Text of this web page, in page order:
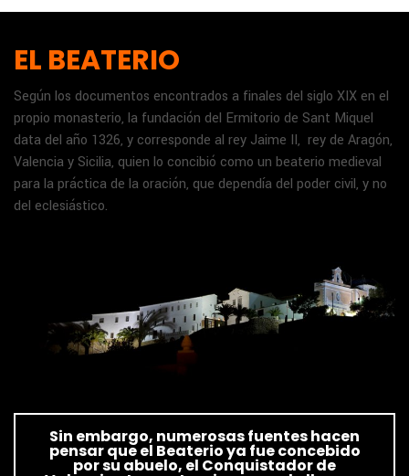
EL BEATERIO
Según los documentos encontrados a finales del siglo XIX en el
propio monasterio, la fundación del Ermitorio de Sant Miquel
data del año 1326, y corresponde al rey Jaime II, rey de Aragón,
Valencia y Sicilia, quien lo concibió como un beaterio medieval
para la práctica de la oración, que dependía del poder civil, y no
del eclesiástico.
Sin embargo, numerosas fuentes hacen
pensar que el Beaterio ya fue concebido
por su abuelo, el Conquistador de